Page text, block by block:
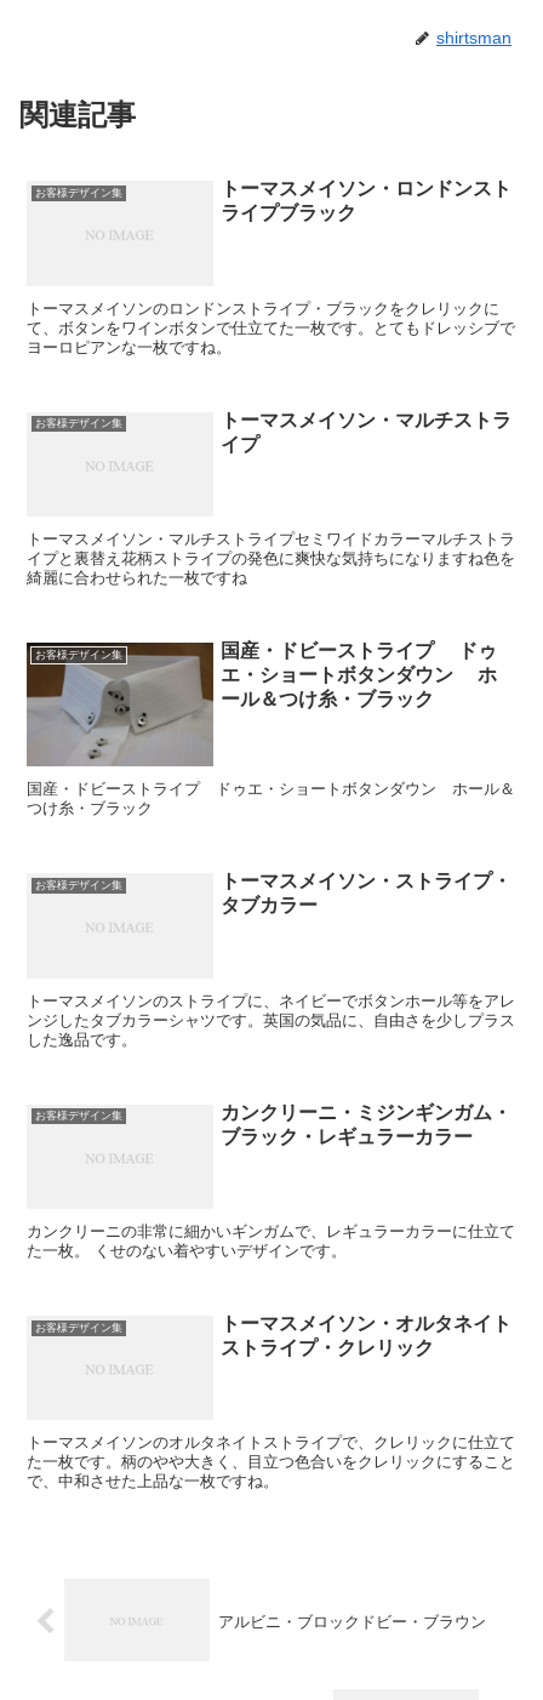
shirtsman
関連記事
お客様デザイン集
トーマスメイソン・ロンドンスト
ライプブラック
トーマスメイソンのロンドンストライプ・ブラックをクレリックに
て、ボタンをワインボタンで仕立てた一枚です。とてもドレッシブで
ヨーロピアンな一枚ですね。
お客様デザイン集
トーマスメイソン・マルチストラ
イプ
トーマスメイソン・マルチストライプセミワイドカラーマルチストラ
イプと裏替え花柄ストライプの発色に爽快な気持ちになりますね色を
綺麗に合わせられた一枚ですね
お客様デザイン集
国産・ドビーストライプ ドゥ
エ・ショートボタンダウン ホ
ール＆つけ糸・ブラック
国産・ドビーストライプ ドゥエ・ショートボタンダウン ホール＆
つけ糸・ブラック
お客様デザイン集
トーマスメイソン・ストライプ・
タブカラー
トーマスメイソンのストライプに、ネイビーでボタンホール等をアレ
ンジしたタブカラーシャツです。英国の気品に、自由さを少しプラス
した逸品です。
お客様デザイン集
カンクリーニ・ミジンギンガム・
ブラック・レギュラーカラー
カンクリーニの非常に細かいギンガムで、レギュラーカラーに仕立て
た一枚。 くせのない着やすいデザインです。
お客様デザイン集
トーマスメイソン・オルタネイト
ストライプ・クレリック
トーマスメイソンのオルタネイトストライプで、クレリックに仕立て
た一枚です。柄のやや大きく、目立つ色合いをクレリックにすること
で、中和させた上品な一枚ですね。
アルビニ・ブロックドビー・ブラウン